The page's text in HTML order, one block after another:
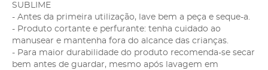
SUBLIME
- Antes da primeira utilização, lave bem a peça e seque-a.
- Produto cortante e perfurante: tenha cuidado ao
manusear e mantenha fora do alcance das crianças.
- Para maior durabilidade do produto recomenda-se secar
bem antes de guardar, mesmo após lavagem em